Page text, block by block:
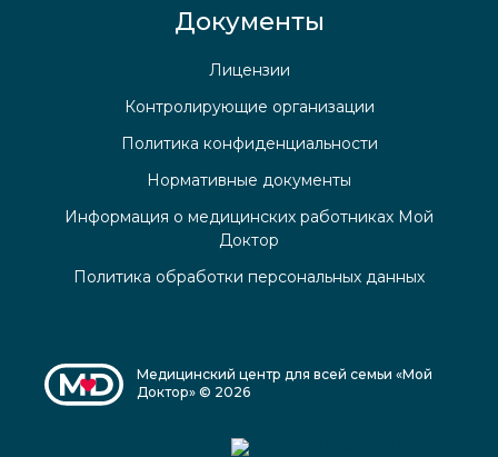
Документы
Лицензии
Контролирующие организации
Политика конфиденциальности
Нормативные документы
Информация о медицинских работниках Мой
Доктор
Политика обработки персональных данных
Медицинский центр для всей семьи «Мой
Доктор» © 2026